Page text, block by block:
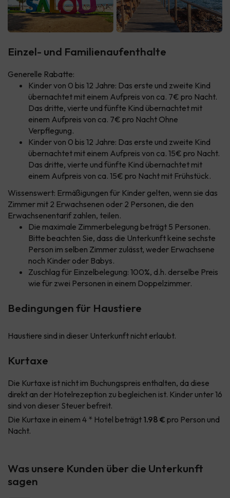
Einzel- und Familienaufenthalte
Generelle Rabatte:
Kinder von 0 bis 12 Jahre: Das erste und zweite Kind
übernachtet mit einem Aufpreis von ca. 7€ pro Nacht.
Das dritte, vierte und fünfte Kind übernachtet mit
einem Aufpreis von ca. 7€ pro Nacht Ohne
Verpflegung.
Kinder von 0 bis 12 Jahre: Das erste und zweite Kind
übernachtet mit einem Aufpreis von ca. 15€ pro Nacht.
Das dritte, vierte und fünfte Kind übernachtet mit
einem Aufpreis von ca. 15€ pro Nacht mit Frühstück.
Wissenswert: Ermäßigungen für Kinder gelten, wenn sie das
Zimmer mit 2 Erwachsenen oder 2 Personen, die den
Erwachsenentarif zahlen, teilen.
Die maximale Zimmerbelegung beträgt 5 Personen.
Bitte beachten Sie, dass die Unterkunft keine sechste
Person im selben Zimmer zulässt, weder Erwachsene
noch Kinder oder Babys.
Zuschlag für Einzelbelegung: 100%, d.h. derselbe Preis
wie für zwei Personen in einem Doppelzimmer.
Bedingungen für Haustiere
Haustiere sind in dieser Unterkunft nicht erlaubt.
Kurtaxe
Die Kurtaxe ist nicht im Buchungspreis enthalten, da diese
direkt an der Hotelrezeption zu begleichen ist. Kinder unter 16
sind von dieser Steuer befreit.
Die Kurtaxe in einem 4 * Hotel beträgt 1.98 € pro Person und
Nacht.
Was unsere Kunden über die Unterkunft
sagen